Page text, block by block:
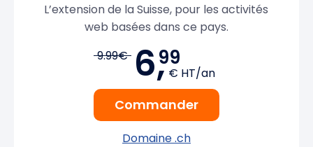
L’extension de la Suisse, pour les activités
web basées dans ce pays.
9.99€ 6,99
€ HT/an
Commander
Domaine .ch